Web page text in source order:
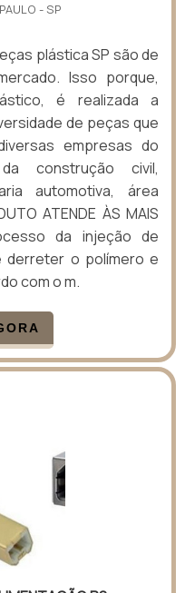
- SP
plástica SP são de
Isso porque,
é realizada a
de peças que
empresas do
construção civil,
automotiva, área
ATENDE ÀS MAIS
da injeção de
derreter o polímero e
com o m.